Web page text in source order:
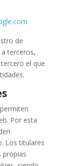
de
terceros,
el que
Por esta
Los titulares
propias